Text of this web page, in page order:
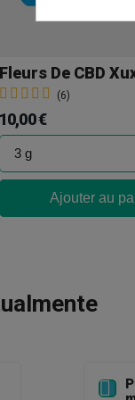
(6)
10,00 €
Ajouter au
